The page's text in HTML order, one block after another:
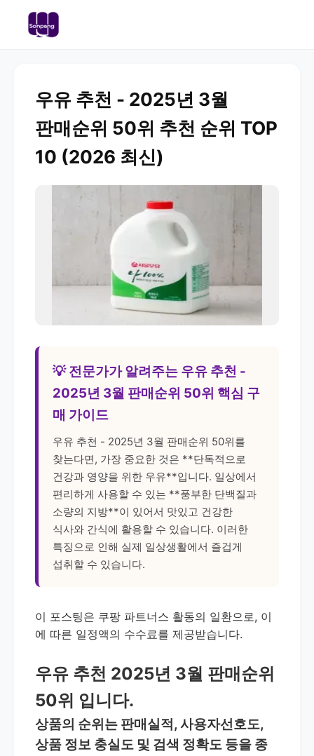
우유 추천 - 2025년 3월
판매순위 50위 추천 순위 TOP
10 (2026 최신)
💡 전문가가 알려주는 우유 추천 -
2025년 3월 판매순위 50위 핵심 구
매 가이드
우유 추천 - 2025년 3월 판매순위 50위를
찾는다면, 가장 중요한 것은 **단독적으로
건강과 영양을 위한 우유**입니다. 일상에서
편리하게 사용할 수 있는 **풍부한 단백질과
소량의 지방**이 있어서 맛있고 건강한
식사와 간식에 활용할 수 있습니다. 이러한
특징으로 인해 실제 일상생활에서 즐겁게
섭취할 수 있습니다.
이 포스팅은 쿠팡 파트너스 활동의 일환으로, 이
에 따른 일정액의 수수료를 제공받습니다.
우유 추천 2025년 3월 판매순위
50위 입니다.
상품의 순위는 판매실적, 사용자선호도,
상품 정보 충실도 및 검색 정확도 등을 종